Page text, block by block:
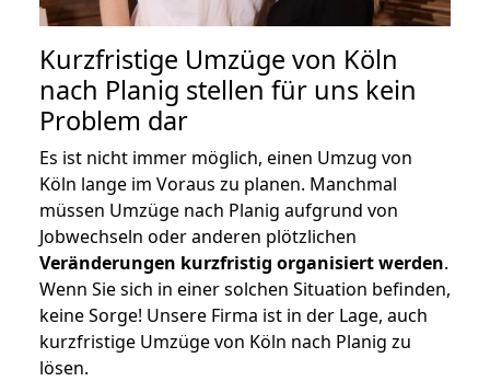
Kurzfristige Umzüge von Köln
nach Planig stellen für uns kein
Problem dar
Es ist nicht immer möglich, einen Umzug von
Köln lange im Voraus zu planen. Manchmal
müssen Umzüge nach Planig aufgrund von
Jobwechseln oder anderen plötzlichen
Veränderungen kurzfristig organisiert werden.
Wenn Sie sich in einer solchen Situation befinden,
keine Sorge! Unsere Firma ist in der Lage, auch
kurzfristige Umzüge von Köln nach Planig zu
lösen.